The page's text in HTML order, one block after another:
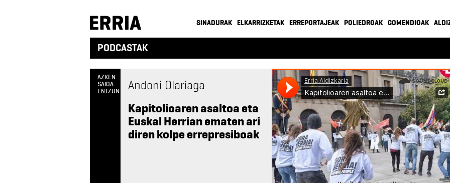
SINADURAK ELKARRIZKETAK ERREPORTAJEAK POLIEDROAK GOMENDIOAK
PODCASTAK
AZKEN
SAIOA
ENTZUN
Andoni Olariaga
Kapitolioaren asaltoa eta
Euskal Herrian ematen ari
diren kolpe errepresiboak